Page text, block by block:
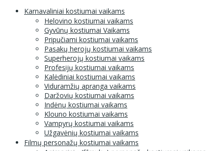
Karnavaliniai kostiumai vaikams
Helovino kostiumai vaikams
Gyvūnų kostiumai Vaikams
Pripučiami kostiumai vaikams
Pasakų herojų kostiumai vaikams
Superherojų kostiumai vaikams
Profesijų kostiumai vaikams
Kalėdiniai kostiumai vaikams
Viduramžių apranga vaikams
Daržovių kostiumai vaikams
Indėnų kostiumai vaikams
Klouno kostiumai vaikams
Vampyrų kostiumai vaikams
Užgavėnių kostiumai vaikams
Filmų personažų kostiumai vaikams